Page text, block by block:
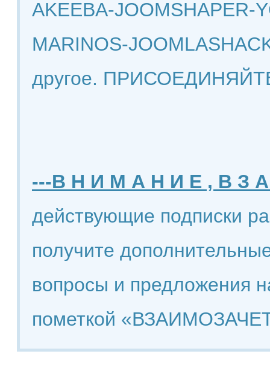
AKEEBA-JOOMSHAPER-
MARINOS-
другое.
---В Н И М А Н И Е , В З
действующие подписки
получите
вопросы и предложения
пометкой